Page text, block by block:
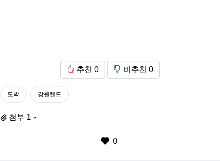
추천 0 비추천 0
도박 강원랜드
첨부 1
0